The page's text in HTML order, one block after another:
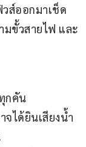
ส์ออกมาเช็ด
มขั้วสายไฟ และ
กคัน
ได้ยินเสียงน้ำ